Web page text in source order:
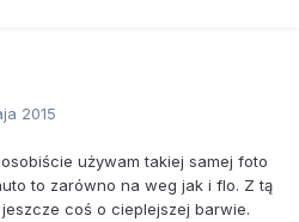
2015
osobiście używam takiej samej foto
to zarówno na weg jak i flo. Z tą
coś o cieplejszej barwie.